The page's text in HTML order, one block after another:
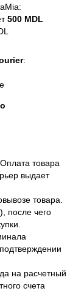
500 MDL
:
товара
выдает
товара.
после чего
на расчетный
счета